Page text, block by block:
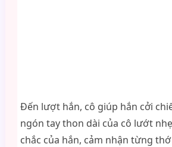
Đến lượt hắn, cô giúp hắn cởi
ngón tay thon dài của cô lướt
chắc của hắn, cảm nhận từng